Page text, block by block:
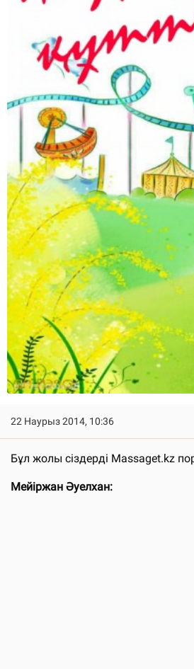
22 Наурыз 2014, 10:36
Бұл жолы сіздерді Massaget.kz
Мейіржан Әуелхан: